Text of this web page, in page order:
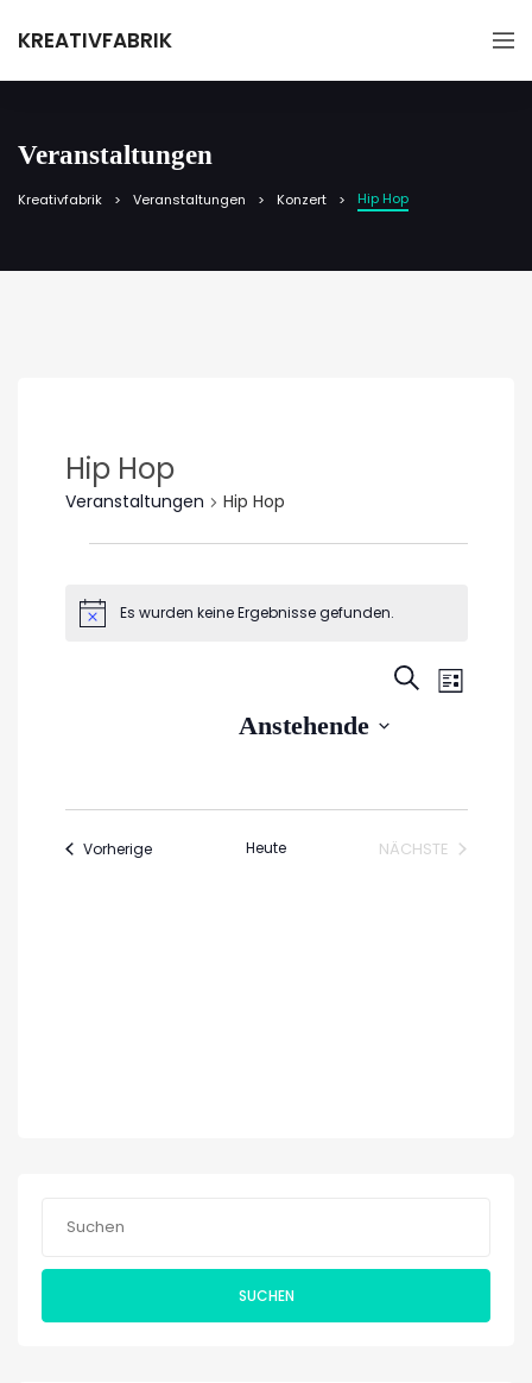
KREATIVFABRIK
Veranstaltungen
Kreativfabrik Veranstaltungen Konzert Hip Hop
Hip Hop
Veranstaltungen Hip Hop
HinweisEs wurden keine Ergebnisse gefunden.
Suche
SUCHELISTE
Anstehende
VorherigeVeranstaltungen
Heute
NÄCHSTE
SUCHEN